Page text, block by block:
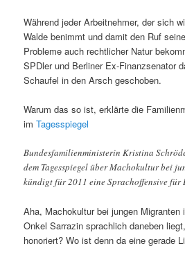
Während jeder Arbeitnehmer, der sich
Walde benimmt und damit den Ruf
Probleme auch rechtlicher Natur
SPDler und Berliner Ex-Finanzsenator
Schaufel in den Arsch geschoben.
Warum das so ist, erklärte die
imTagesspiegel
Bundesfamilienministerin Kristina
dem Tagesspiegel über Machokultur bei
kündigt für 2011 eine Sprachoffensive für
Aha, Machokultur bei jungen Migranten
Onkel Sarrazin sprachlich daneben
honoriert? Wo ist denn da eine gerade